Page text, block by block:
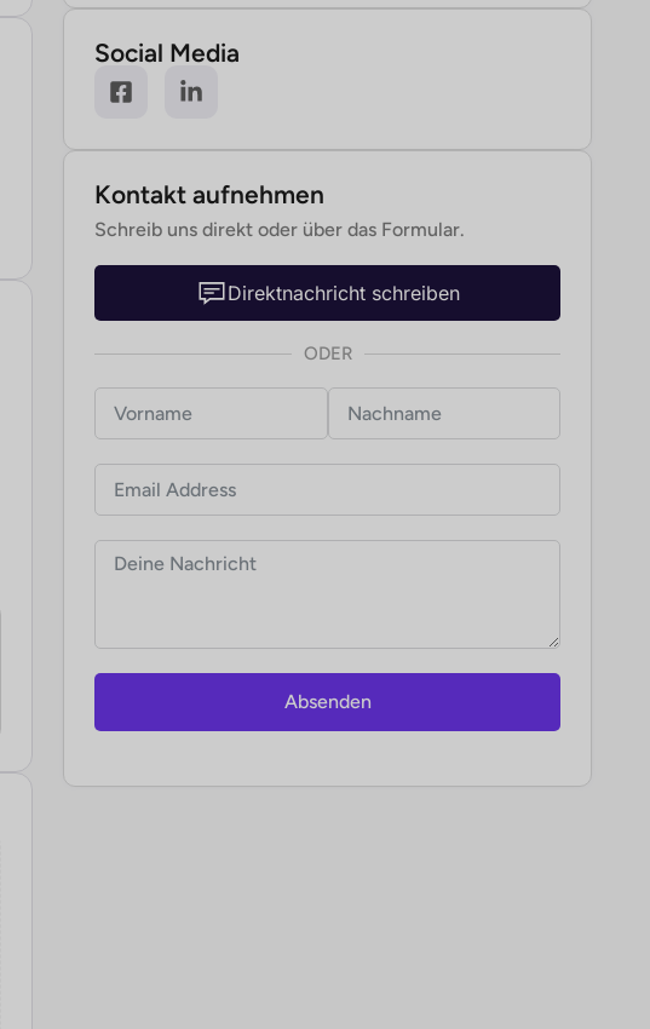
Social Media
Kontakt aufnehmen
Schreib uns direkt oder über das Formular.
Direktnachricht schreiben
ODER
Absenden